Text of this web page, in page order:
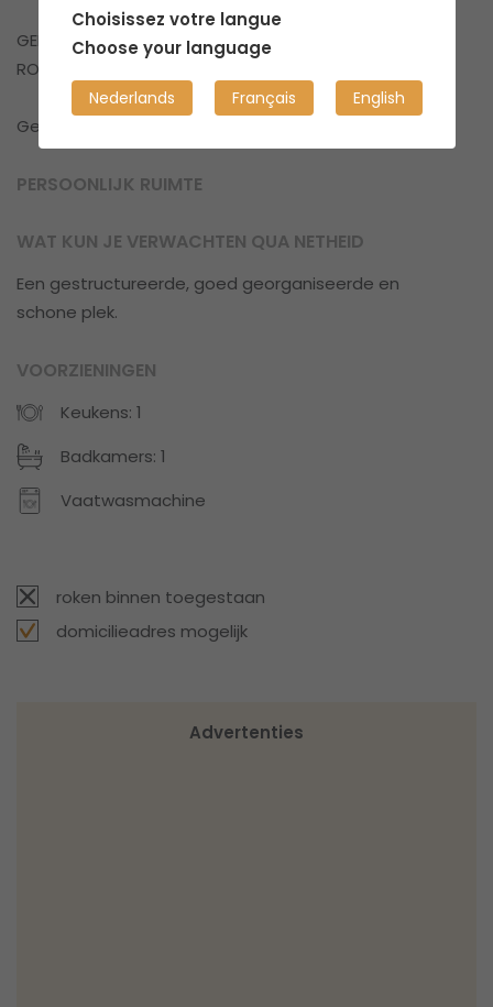
GEEN HUISDIEREN
ROKEN NIET TOEGESTAAN
Geef een seintje indien je interesse zou hebben...
PERSOONLIJK RUIMTE
WAT KUN JE VERWACHTEN QUA NETHEID
Een gestructureerde, goed georganiseerde en
schone plek.
VOORZIENINGEN
Keukens: 1
Badkamers: 1
Vaatwasmachine
roken binnen toegestaan
domicilieadres mogelijk
Advertenties
Choisissez votre langue
Choose your language
Nederlands Français English